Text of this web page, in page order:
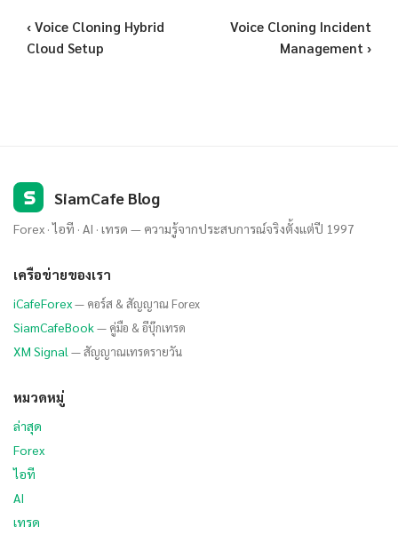
‹ Voice Cloning Hybrid
Cloud Setup
Voice Cloning Incident
Management ›
S SiamCafe Blog
Forex · ไอที · AI · เทรด — ความรู้จากประสบการณ์จริงตั้งแต่ปี 1997
เครือข่ายของเรา
iCafeForex— คอร์ส & สัญญาณ Forex
SiamCafeBook— คู่มือ & อีบุ๊กเทรด
XM Signal — สัญญาณเทรดรายวัน
หมวดหมู่
ล่าสุด
Forex
ไอที
AI
เทรด